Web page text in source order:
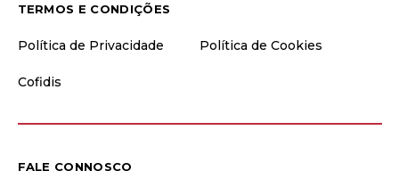
TERMOS E CONDIÇÕES
Política de Privacidade Política de Cookies
Cofidis
FALE CONNOSCO